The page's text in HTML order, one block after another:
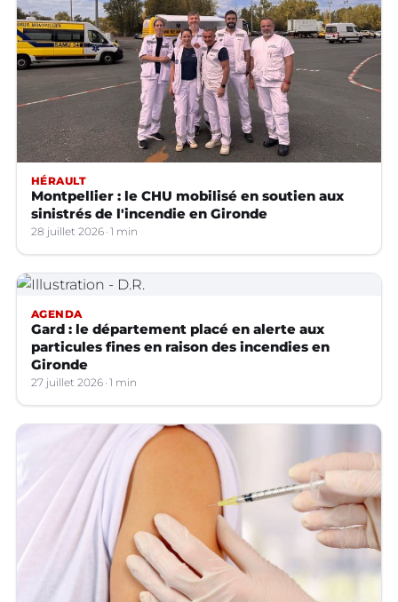
HÉRAULT
Montpellier : le CHU mobilisé en soutien aux
sinistrés de l'incendie en Gironde
28 juillet 2026 1 min
AGENDA
Gard : le département placé en alerte aux
particules fines en raison des incendies en
Gironde
27 juillet 2026 1 min